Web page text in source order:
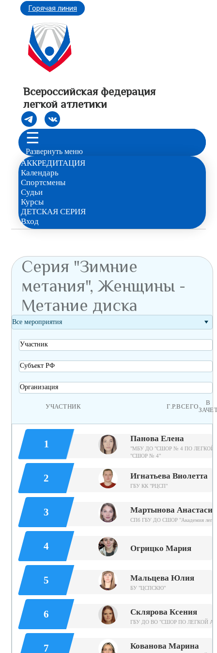
Горячая линия
Всероссийская федерация
легкой атлетики
☰
Развернуть меню
АККРЕДИТАЦИЯ
Календарь
Спортсмены
Судьи
Курсы
ДЕТСКАЯ СЕРИЯ
Вход
Серия "Зимние
метания", Женщины -
Метание диска
Все мероприятия
Участник
Субъект РФ
Организация
УЧАСТНИК Г.Р.ВСЕГО
В
1 Панова Елена
"МБУ ДО "СШОР № 4 ПО ЛЕГКОЙ
"СШОР № 4"
2 Игнатьева Виолетта
ГБУ КК "РЦСП"
3 Мартынова Анастасия
СПб ГБУ ДО СШОР "Академия
4 Огрицко Мария
5 Мальцева Юлия
БУ "ЦСПСКЮ"
6 Склярова Ксения
ГБУ ДО ВО "СШОР ПО ЛЕГКОЙ
7 Кованова Марина